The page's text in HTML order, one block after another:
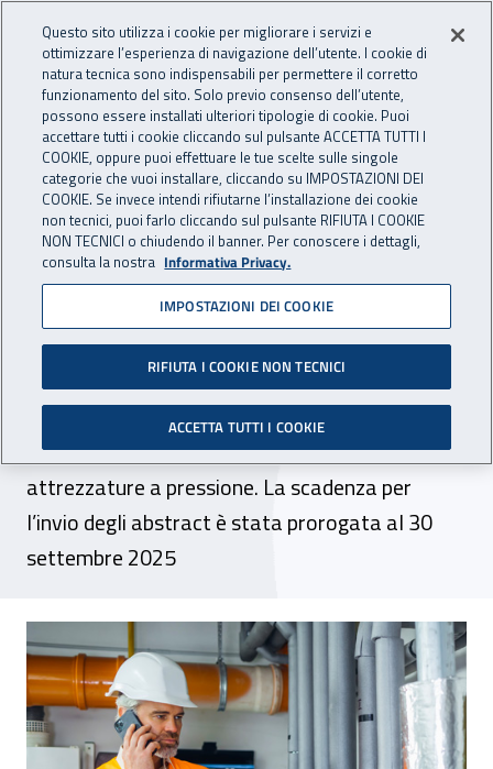
INAIL - Istituto Nazionale
Apri cerca
Navigazione principale
Navigazione - Ti trovi in:
Home Inail comunica News
07 agosto 2025
SAFAP 2026, primo
annuncio e call for papers
In programma a maggio prossimo il convegno
incentrato su sicurezza e affidabilità delle
attrezzature a pressione. La scadenza per
l’invio degli abstract è stata prorogata al 30
settembre 2025
SAFAP 2026, primo annuncio e call for
Questo sito utilizza i cookie per migliorare i servizi e
ottimizzare l’esperienza di navigazione dell’utente. I cookie di
natura tecnica sono indispensabili per permettere il corretto
funzionamento del sito. Solo previo consenso dell’utente,
possono essere installati ulteriori tipologie di cookie. Puoi
accettare tutti i cookie cliccando sul pulsante ACCETTA TUTTI I
COOKIE, oppure puoi effettuare le tue scelte sulle singole
categorie che vuoi installare, cliccando su IMPOSTAZIONI DEI
COOKIE. Se invece intendi rifiutarne l’installazione dei cookie
non tecnici, puoi farlo cliccando sul pulsante RIFIUTA I COOKIE
NON TECNICI o chiudendo il banner. Per conoscere i dettagli,
consulta la nostra Informativa Privacy.
IMPOSTAZIONI DEI COOKIE
RIFIUTA I COOKIE NON TECNICI
ACCETTA TUTTI I COOKIE